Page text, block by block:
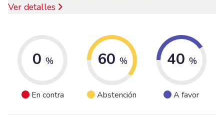
Ver detalles
0 %
En contra
60 %
Abstención
40 %
A favor